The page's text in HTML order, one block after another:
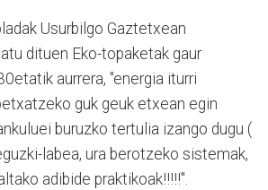
Usurbilgo Gaztetxean
dituen Eko-topaketak gaur
aurrera, "energia iturri
guk geuk etxean egin
buruzko tertulia izango dugu (
labea, ura berotzeko sistemak,
adibide praktikoak!!!!!".